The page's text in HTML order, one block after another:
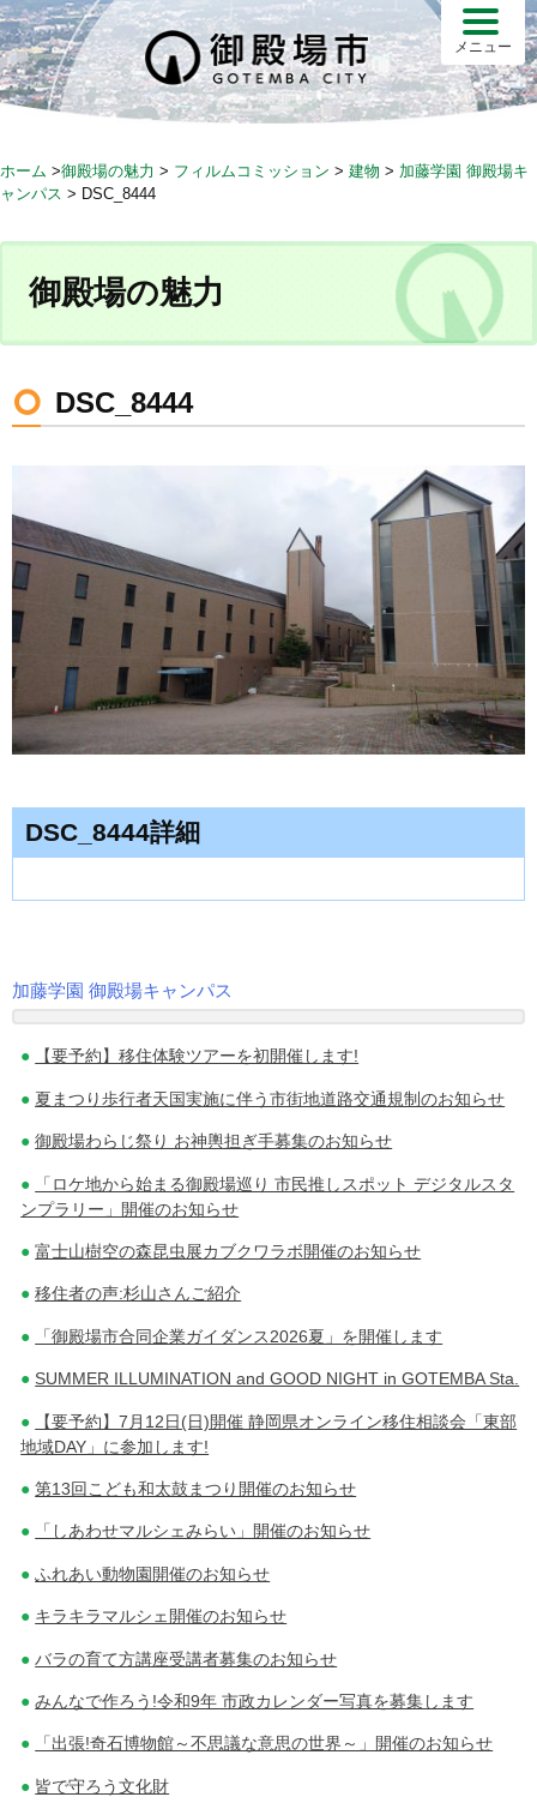
S
k
i
p
c
n
メニュー
ホーム >御殿場の魅力 > フィルムコミッション > 建物 > 加藤学園 御殿場キ
ャンパス > DSC_8444
御殿場の魅力
DSC_8444
DSC_8444詳細
投
稿
ナ
ビ
ゲ
シ
ョ
ン
加藤学園 御殿場キャンパス
【要予約】移住体験ツアーを初開催します!
夏まつり歩行者天国実施に伴う市街地道路交通規制のお知らせ
御殿場わらじ祭り お神輿担ぎ手募集のお知らせ
「ロケ地から始まる御殿場巡り 市民推しスポット デジタルスタ
ンプラリー」開催のお知らせ
富士山樹空の森昆虫展カブクワラボ開催のお知らせ
移住者の声:杉山さんご紹介
「御殿場市合同企業ガイダンス2026夏」を開催します
SUMMER ILLUMINATION and GOOD NIGHT in GOTEMBA Sta.
【要予約】7月12日(日)開催 静岡県オンライン移住相談会「東部
地域DAY」に参加します!
第13回こども和太鼓まつり開催のお知らせ
「しあわせマルシェみらい」開催のお知らせ
ふれあい動物園開催のお知らせ
キラキラマルシェ開催のお知らせ
バラの育て方講座受講者募集のお知らせ
みんなで作ろう!令和9年 市政カレンダー写真を募集します
「出張!奇石博物館～不思議な意思の世界～」開催のお知らせ
皆で守ろう文化財